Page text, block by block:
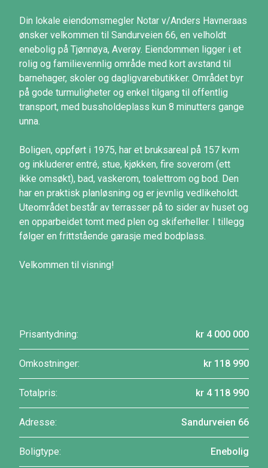
Din lokale eiendomsmegler Notar v/Anders Havneraas
ønsker velkommen til Sandurveien 66, en velholdt
enebolig på Tjønnøya, Averøy. Eiendommen ligger i et
rolig og familievennlig område med kort avstand til
barnehager, skoler og dagligvarebutikker. Området byr
på gode turmuligheter og enkel tilgang til offentlig
transport, med bussholdeplass kun 8 minutters gange
unna.
Boligen, oppført i 1975, har et bruksareal på 157 kvm
og inkluderer entré, stue, kjøkken, fire soverom (ett
ikke omsøkt), bad, vaskerom, toalettrom og bod. Den
har en praktisk planløsning og er jevnlig vedlikeholdt.
Uteområdet består av terrasser på to sider av huset og
en opparbeidet tomt med plen og skiferheller. I tillegg
følger en frittstående garasje med bodplass.
Velkommen til visning!
Prisantydning: kr 4 000 000
Omkostninger: kr 118 990
Totalpris: kr 4 118 990
Adresse: Sandurveien 66
Boligtype: Enebolig